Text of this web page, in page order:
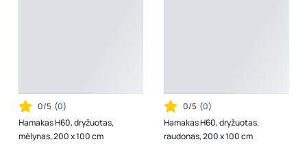
0/5 (0)
Hamakas H60, dryžuotas,
mėlynas, 200 x 100 cm
0/5 (0)
Hamakas H60, dryžuotas,
raudonas, 200 x 100 cm